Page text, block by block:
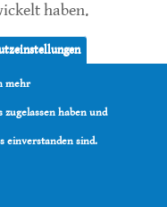
haben.
mehr
zugelassen haben und
einverstanden sind.